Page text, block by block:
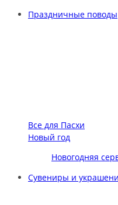
Праздничные поводы
Все для Пасхи
Новый год
Новогодняя
Сувениры и